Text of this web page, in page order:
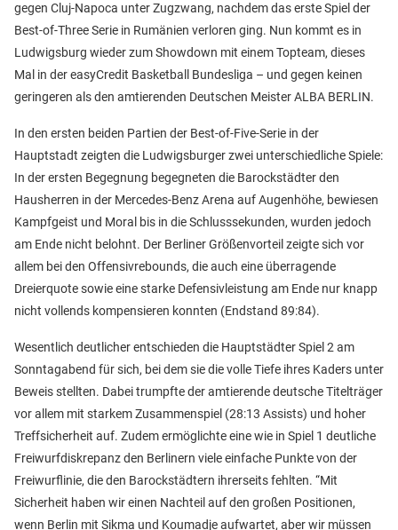
gegen Cluj-Napoca unter Zugzwang, nachdem das erste Spiel der
Best-of-Three Serie in Rumänien verloren ging. Nun kommt es in
Ludwigsburg wieder zum Showdown mit einem Topteam, dieses
Mal in der easyCredit Basketball Bundesliga – und gegen keinen
geringeren als den amtierenden Deutschen Meister ALBA BERLIN.
In den ersten beiden Partien der Best-of-Five-Serie in der
Hauptstadt zeigten die Ludwigsburger zwei unterschiedliche Spiele:
In der ersten Begegnung begegneten die Barockstädter den
Hausherren in der Mercedes-Benz Arena auf Augenhöhe, bewiesen
Kampfgeist und Moral bis in die Schlusssekunden, wurden jedoch
am Ende nicht belohnt. Der Berliner Größenvorteil zeigte sich vor
allem bei den Offensivrebounds, die auch eine überragende
Dreierquote sowie eine starke Defensivleistung am Ende nur knapp
nicht vollends kompensieren konnten (Endstand 89:84).
Wesentlich deutlicher entschieden die Hauptstädter Spiel 2 am
Sonntagabend für sich, bei dem sie die volle Tiefe ihres Kaders unter
Beweis stellten. Dabei trumpfte der amtierende deutsche Titelträger
vor allem mit starkem Zusammenspiel (28:13 Assists) und hoher
Treffsicherheit auf. Zudem ermöglichte eine wie in Spiel 1 deutliche
Freiwurfdiskrepanz den Berlinern viele einfache Punkte von der
Freiwurflinie, die den Barockstädtern ihrerseits fehlten. “Mit
Sicherheit haben wir einen Nachteil auf den großen Positionen,
wenn Berlin mit Sikma und Koumadje aufwartet, aber wir müssen